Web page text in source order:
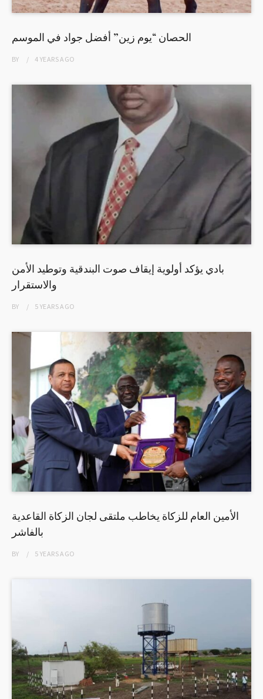
الحصان “يوم زين” أفضل جواد في الموسم
BY 4 YEARSAGO
بادي يؤكد أولوية إيقاف صوت البندقية وتوطيد الأمن
والاستقرار
BY 5 YEARSAGO
الأمين العام للزكاة يخاطب ملتقى لجان الزكاة القاعدية
بالفاشر
BY 5 YEARSAGO